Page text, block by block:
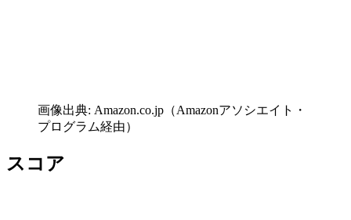
画像出典: Amazon.co.jp（Amazonアソシエイト・
プログラム経由）
スコア